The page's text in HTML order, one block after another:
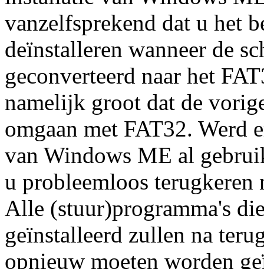
vanzelfsprekend dat u het
deïnstalleren wanneer de
geconverteerd naar het
namelijk groot dat de
omgaan met FAT32. Werd
van Windows ME al
u probleemloos
Alle (stuur)programma's
geïnstalleerd zullen na
opnieuw moeten worden